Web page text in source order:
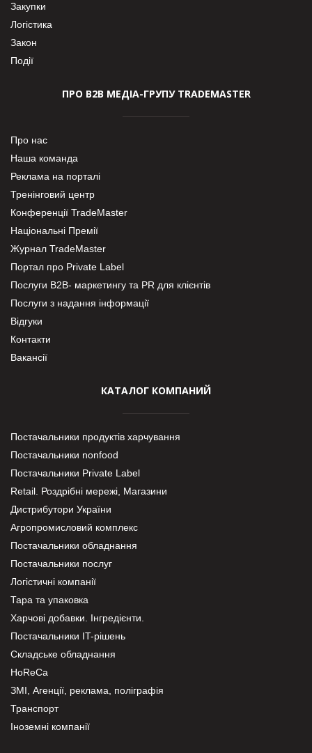
Закупки
Логістика
Закон
Події
ПРО В2В МЕДІА-ГРУПУ TRADEMASTER
Про нас
Наша команда
Реклама на порталі
Тренінговий центр
Конференції TradeMaster
Національні Премії
Журнал TradeMaster
Портал про Private Label
Послуги В2В- маркетингу та PR для клієнтів
Послуги з надання інформації
Відгуки
Контакти
Вакансії
КАТАЛОГ КОМПАНИЙ
Постачальники продуктів харчування
Постачальники nonfood
Постачальники Private Label
Retail. Роздрібні мережі, Магазини
Дистрибутори України
Агропромисловий комплекс
Постачальники обладнання
Постачальники послуг
Логістичні компанії
Тара та упаковка
Харчові добавки. Інгредієнти.
Постачальники IT-рішень
Складське обладнання
HoReCa
ЗМІ, Агенції, реклама, поліграфія
Транспорт
Іноземні компанії